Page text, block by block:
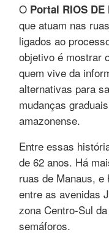
O Portal RIOS DE
que atuam nas
ligados ao
objetivo é mostrar
quem vive da
alternativas para
mudanças
amazonense.
Entre essas
de 62 anos. Há
ruas de Manaus, e
entre as avenidas
zona Centro-Sul
semáforos.